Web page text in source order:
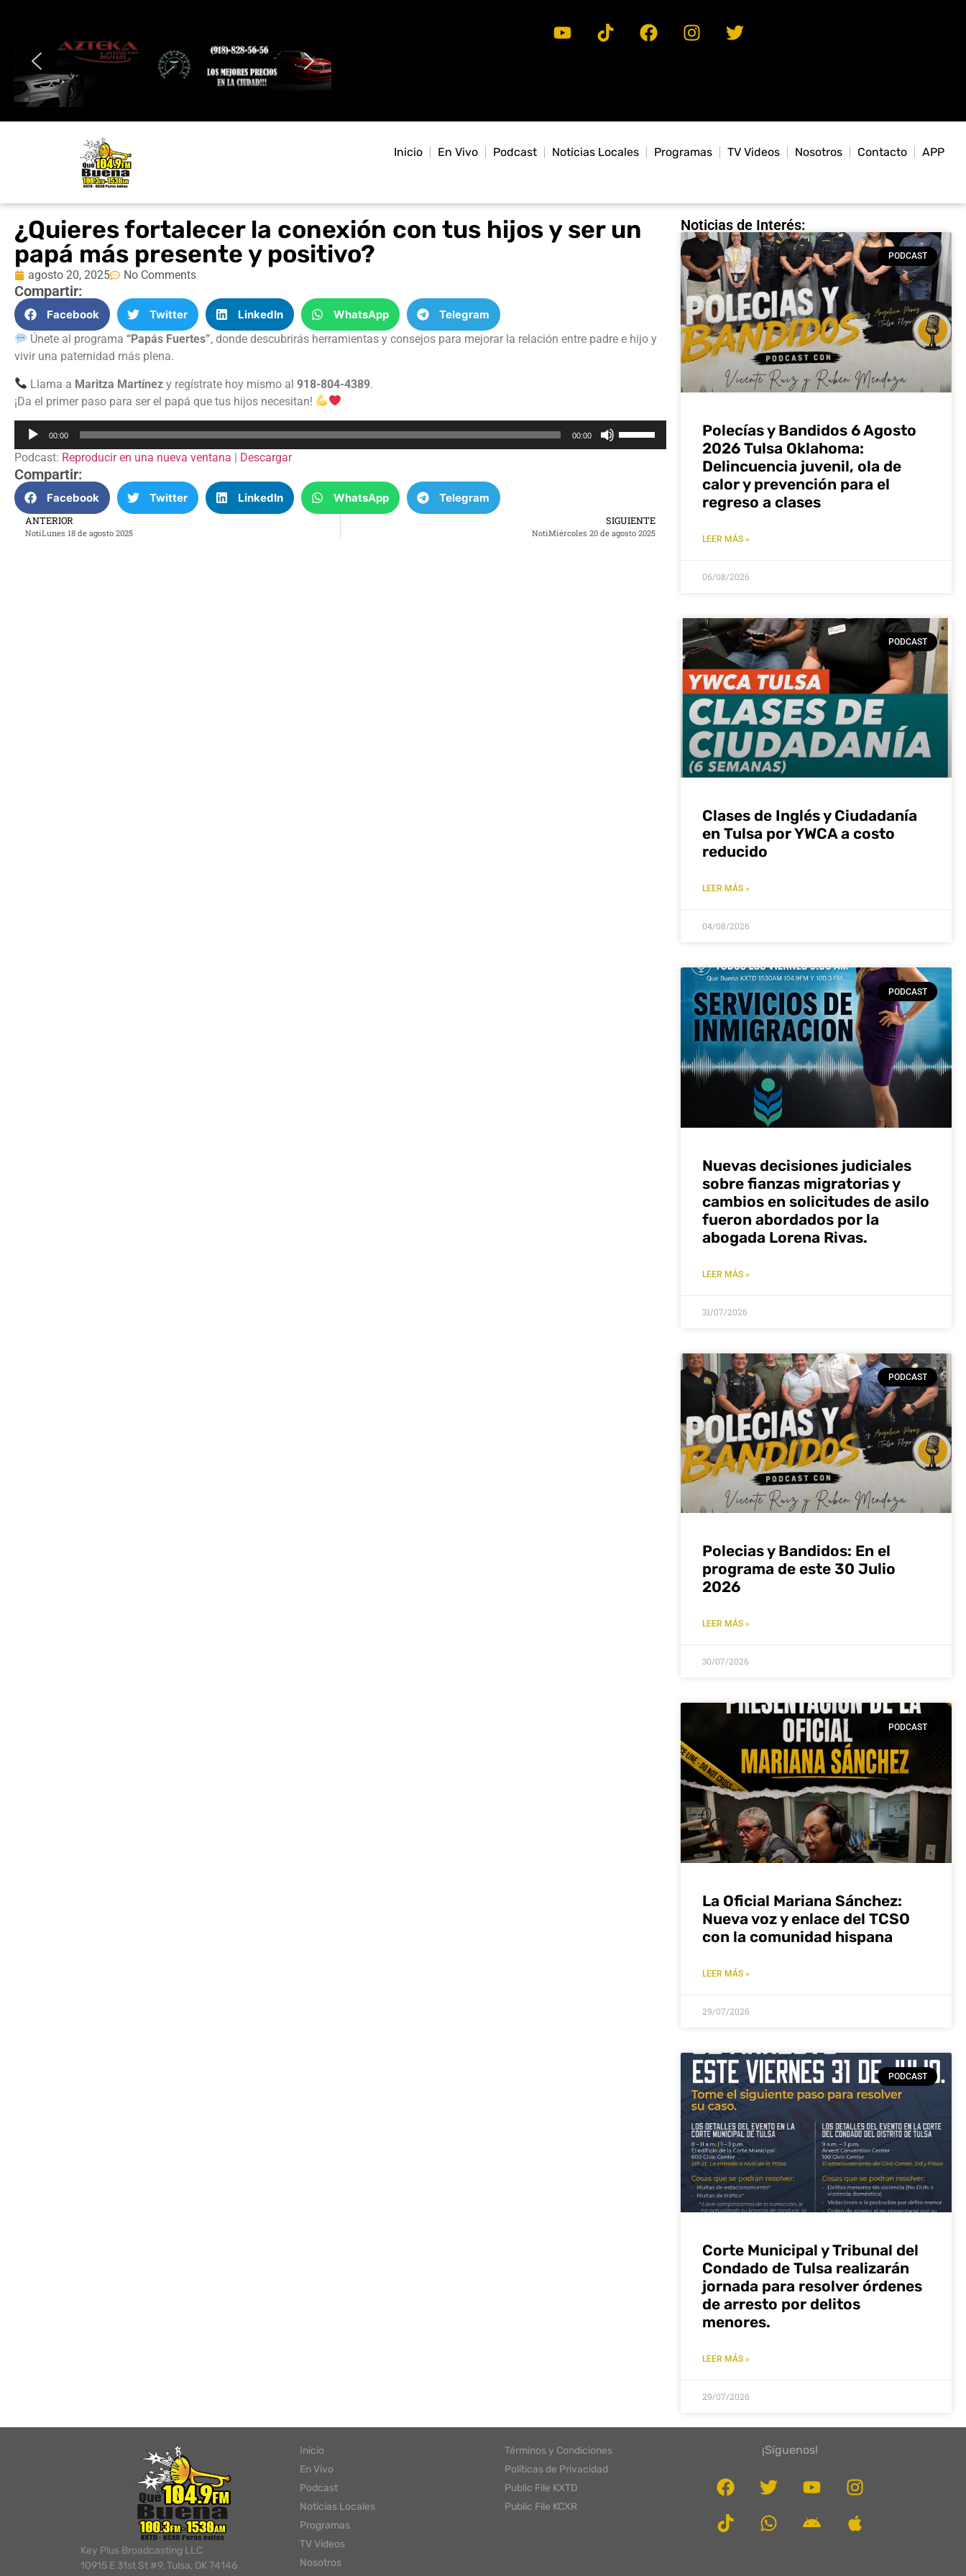
Inicio En Vivo Podcast Noticias Locales Programas TV Videos Nosotros Contacto APP
¿Quieres fortalecer la conexión con tus hijos y ser un
papá más presente y positivo?
agosto 20, 2025 No Comments
Compartir:
Facebook Twitter LinkedIn WhatsApp
Telegram
Únete al programa “Papás Fuertes”, donde descubrirás herramientas y consejos para mejorar la relación entre padre e hijo y
vivir una paternidad más plena.
Llama a Maritza Martínez y regístrate hoy mismo al918-804-4389.
¡Da el primer paso para ser el papá que tus hijos necesitan!
Reproductor
audio
00:00 00:00
arriba/abajo
para
Podcast: Reproducir en una nueva ventana | Descargar
Compartir:
Facebook Twitter LinkedIn WhatsApp Telegram
ANTERIOR
NotiLunes 18 de agosto 2025
SIGUIENTE
NotiMiércoles 20 de agosto 2025
Noticias de Interés:
PODCAST
Polecías y Bandidos 6 Agosto
2026 Tulsa Oklahoma:
Delincuencia juvenil, ola de
calor y prevención para el
regreso a clases
LEER MÁS »
06/08/2026
PODCAST
Clases de Inglés y Ciudadanía
en Tulsa por YWCA a costo
reducido
LEER MÁS »
04/08/2026
PODCAST
Nuevas decisiones judiciales
sobre fianzas migratorias y
cambios en solicitudes de asilo
fueron abordados por la
abogada Lorena Rivas.
LEER MÁS »
31/07/2026
PODCAST
Polecias y Bandidos: En el
programa de este 30 Julio
2026
LEER MÁS »
30/07/2026
PODCAST
La Oficial Mariana Sánchez:
Nueva voz y enlace del TCSO
con la comunidad hispana
LEER MÁS »
29/07/2026
PODCAST
Corte Municipal y Tribunal del
Condado de Tulsa realizarán
jornada para resolver órdenes
de arresto por delitos
menores.
LEER MÁS »
29/07/2026
Key Plus Broadcasting LLC
10915 E 31st St #9, Tulsa, OK 74146
Inicio
En Vivo
Podcast
Noticias Locales
Programas
TV Videos
Nosotros
Términos y Condiciones
Políticas de Privacidad
Public File KXTD
Public File KCXR
¡Síguenos!